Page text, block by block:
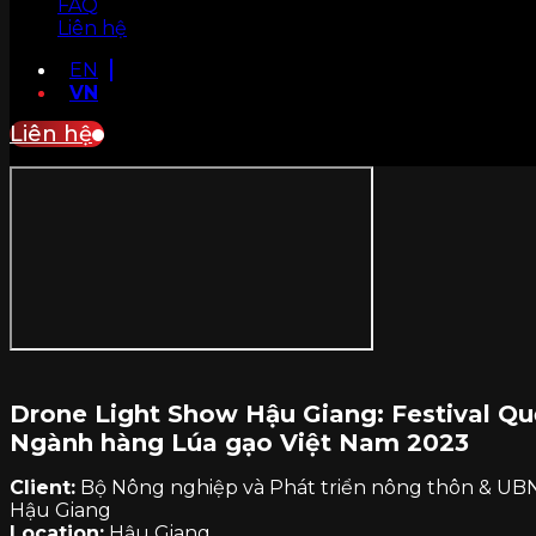
FAQ
Liên hệ
EN
VN
Liên hệ
Drone Light Show Hậu Giang: Festival
Ngành hàng Lúa gạo Việt Nam 2023
Client: Bộ Nông nghiệp và Phát triển nông thôn &
Hậu Giang